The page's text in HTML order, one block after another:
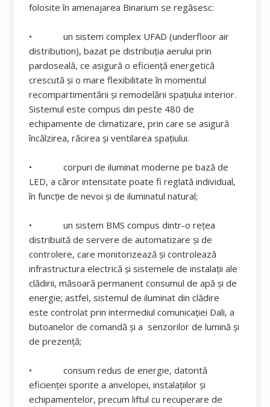
folosite în amenajarea Binarium se regăsesc:
• un sistem complex UFAD (underfloor air
distribution), bazat pe distribuția aerului prin
pardoseală, ce asigură o eficiență energetică
crescută și o mare flexibilitate în momentul
recompartimentării și remodelării spațiului interior.
Sistemul este compus din peste 480 de
echipamente de climatizare, prin care se asigură
încălzirea, răcirea și ventilarea spațiului.
• corpuri de iluminat moderne pe bază de
LED, a căror intensitate poate fi reglată individual,
în funcție de nevoi și de iluminatul natural;
• un sistem BMS compus dintr-o rețea
distribuită de servere de automatizare și de
controlere, care monitorizează și controlează
infrastructura electrică și sistemele de instalații ale
clădirii, măsoară permanent consumul de apă și de
energie; astfel, sistemul de iluminat din clădire
este controlat prin intermediul comunicației Dali, a
butoanelor de comandă și a senzorilor de lumină și
de prezență;
• consum redus de energie, datorită
eficienței sporite a anvelopei, instalațiilor și
echipamentelor, precum liftul cu recuperare de